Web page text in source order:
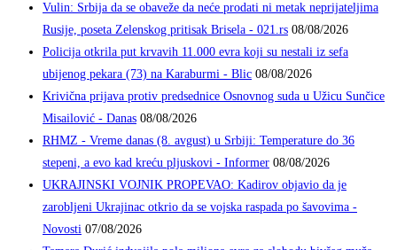
Vulin: Srbija da se obaveže da neće prodati ni metak neprijateljima
Rusije, poseta Zelenskog pritisak Brisela - 021.rs 08/08/2026
Policija otkrila put krvavih 11.000 evra koji su nestali iz sefa
ubijenog pekara (73) na Karaburmi - Blic 08/08/2026
Krivična prijava protiv predsednice Osnovnog suda u Užicu Sunčice
Misailović - Danas 08/08/2026
RHMZ - Vreme danas (8. avgust) u Srbiji: Temperature do 36
stepeni, a evo kad kreću pljuskovi - Informer 08/08/2026
UKRAJINSKI VOJNIK PROPEVAO: Kadirov objavio da je
zarobljeni Ukrajinac otkrio da se vojska raspada po šavovima -
Novosti 07/08/2026